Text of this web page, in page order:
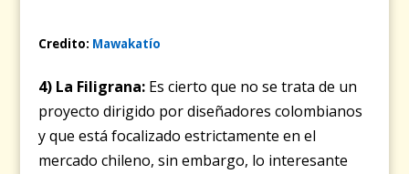
Credito: Mawakatío
4) La Filigrana: Es cierto que no se trata de un
proyecto dirigido por diseñadores colombianos
y que está focalizado estrictamente en el
mercado chileno, sin embargo, lo interesante